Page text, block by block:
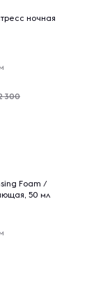
ночная
300
Foam /
50 мл